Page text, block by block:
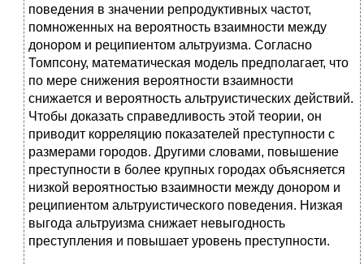
поведения в значении репродуктивных частот,
помноженных на вероятность взаимности между
донором и реципиентом альтруизма. Согласно
Томпсону, математическая модель предполагает, что
по мере снижения вероятности взаимности
снижается и вероятность альтруистических действий.
Чтобы доказать справедливость этой теории, он
приводит корреляцию показателей преступности с
размерами городов. Другими словами, повышение
преступности в более крупных городах объясняется
низкой вероятностью взаимности между донором и
реципиентом альтруистического поведения. Низкая
выгода альтруизма снижает невыгодность
преступления и повышает уровень преступности.